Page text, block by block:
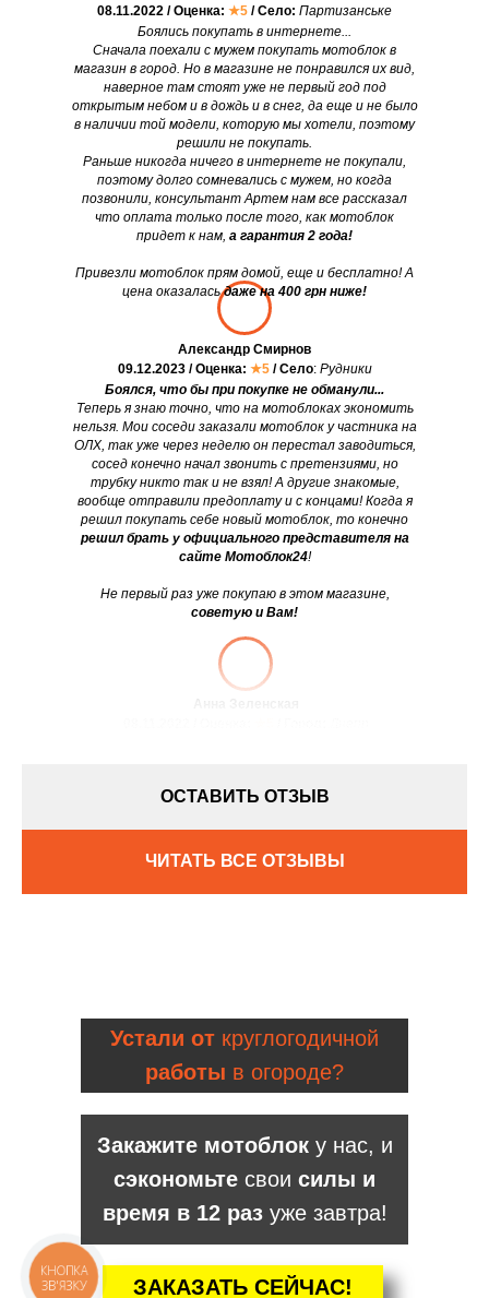
Боялся, что бы при покупке не обманули...
Теперь я знаю точно, что на мотоблоках экономить
нельзя. Мои соседи заказали мотоблок у частника на
ОЛХ, так уже через неделю он перестал заводиться,
сосед конечно начал звонить с претензиями, но
трубку никто так и не взял! А другие знакомые,
вообще отправили предоплату и с концами! Когда я
решил покупать себе новый мотоблок, то конечно
решил брать у официального представителя на
сайте Мотоблок24!
Не первый раз уже покупаю в этом магазине,
советую и Вам!
Александр Смирнов
09.12.2023 / Оценка: ★5 / Село: Рудники
Боялись покупать в интернете...
Сначала поехали с мужем покупать мотоблок в
магазин в город. Но в магазине не понравился их вид,
наверное там стоят уже не первый год под
открытым небом и в дождь и в снег, да еще и не было
в наличии той модели, которую мы хотели, поэтому
решили не покупать.
Раньше никогда ничего в интернете не покупали,
поэтому долго сомневались с мужем, но когда
позвонили, консультант Артем нам все рассказал
что оплата только после того, как мотоблок
придет к нам, а гарантия 2 года!
Привезли мотоблок прям домой, еще и бесплатно! А
цена оказаласьдаже на 400 грн ниже!
08.11.2022 / Оценка: ★5 / Село: Партизанське
Анна Зеленская
ОСТАВИТЬ ОТЗЫВ
ЧИТАТЬ ВСЕ ОТЗЫВЫ
ЗАКАЗАТЬ СЕЙЧАС!
Закажите мотоблоку нас, и
сэкономьте свои силы и
время в 12 разуже завтра!
Устали от круглогодичной
работы в огороде?
КНОПКА
ЗВ'ЯЗКУ